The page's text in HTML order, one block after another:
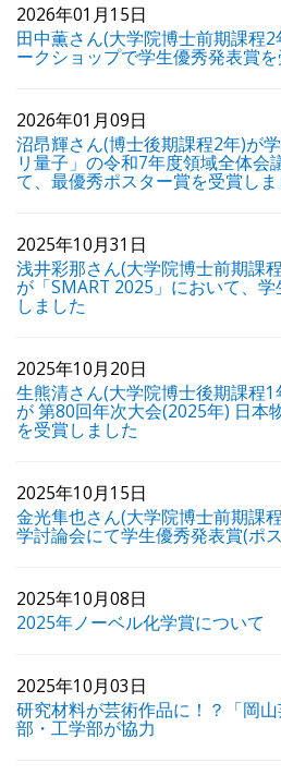
2026年01月15日
田中薫さん(大学院博士前期課程
ークショップで学生優秀発表賞
2026年01月09日
沼昂輝さん(博士後期課程2年)が
リ量子」の令和7年度領域全体会
て、最優秀ポスター賞を受賞しま
2025年10月31日
浅井彩那さん(大学院博士前期課
が「SMART 2025」において、
しました
2025年10月20日
生熊清さん(大学院博士後期課程
が 第80回年次大会(2025年) 日本
を受賞しました
2025年10月15日
金光隼也さん(大学院博士前期課
学討論会にて学生優秀発表賞(ポ
2025年10月08日
2025年ノーベル化学賞について
2025年10月03日
研究材料が芸術作品に！？「岡
部・工学部が協力